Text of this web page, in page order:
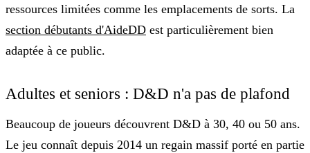
ressources limitées comme les emplacements de sorts. La
section débutants d'AideDD est particulièrement bien
adaptée à ce public.
Adultes et seniors : D&D n'a pas de plafond
Beaucoup de joueurs découvrent D&D à 30, 40 ou 50 ans.
Le jeu connaît depuis 2014 un regain massif porté en partie